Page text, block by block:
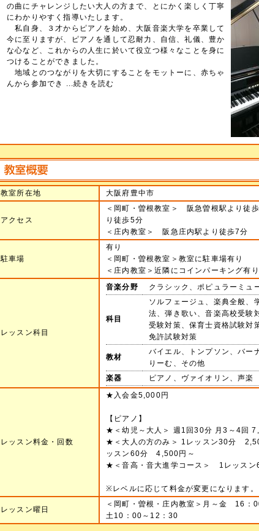
の曲にチャレンジしたい大人の方まで、とにかく楽しく丁寧
にわかりやすく指導いたします。
私自身、３才からピアノを始め、大阪音楽大学を卒業して
今に至りますが、ピアノを通して忍耐力、自信、礼儀、豊か
な心など、これからの人生に於いて役立つ様々なことを身に
つけることができました。
地域とのつながりを大切にすることをモットーに、赤ちゃ
んから参加でき
...続きを読む
教室所在地 大阪府豊中市
アクセス
＜岡町・曽根教室＞ 阪急曽根駅より徒
り徒歩5分
＜庄内教室＞ 阪急庄内駅より徒歩7分
駐車場
有り
＜岡町・曽根教室＞教室に駐車場有り
＜庄内教室＞近隣にコインパーキング有り
レッスン科目
音楽分野 クラシック、ポピュラーミュ
科目
ソルフェージュ、楽典全般、
法、弾き歌い、音楽高校受験
受験対策、保育士資格試験対
免許試験対策
教材
バイエル、トンプソン、バー
りーむ、その他
楽器
ピアノ、ヴァイオリン、声楽
レッスン料金・回数
★入会金5,000円
【ピアノ】
★＜幼児～大人＞ 週1回30分 月3～4回
★＜大人の方のみ＞ 1レッスン30分
ッスン60分 4,500円～
★＜音高・音大進学コース＞ 1レッス
※レベルに応じて料金が変更になります。
レッスン曜日
＜岡町・曽根・庄内教室＞月～金 16
土10：00～12：30